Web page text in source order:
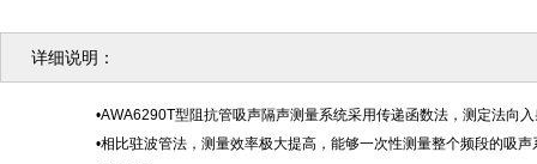
详细说明：
•AWA6290T型阻抗管吸声隔声测量系统采用传递函数法，测定法向
•相比驻波管法，测量效率极大提高，能够一次性测量整个频段的吸